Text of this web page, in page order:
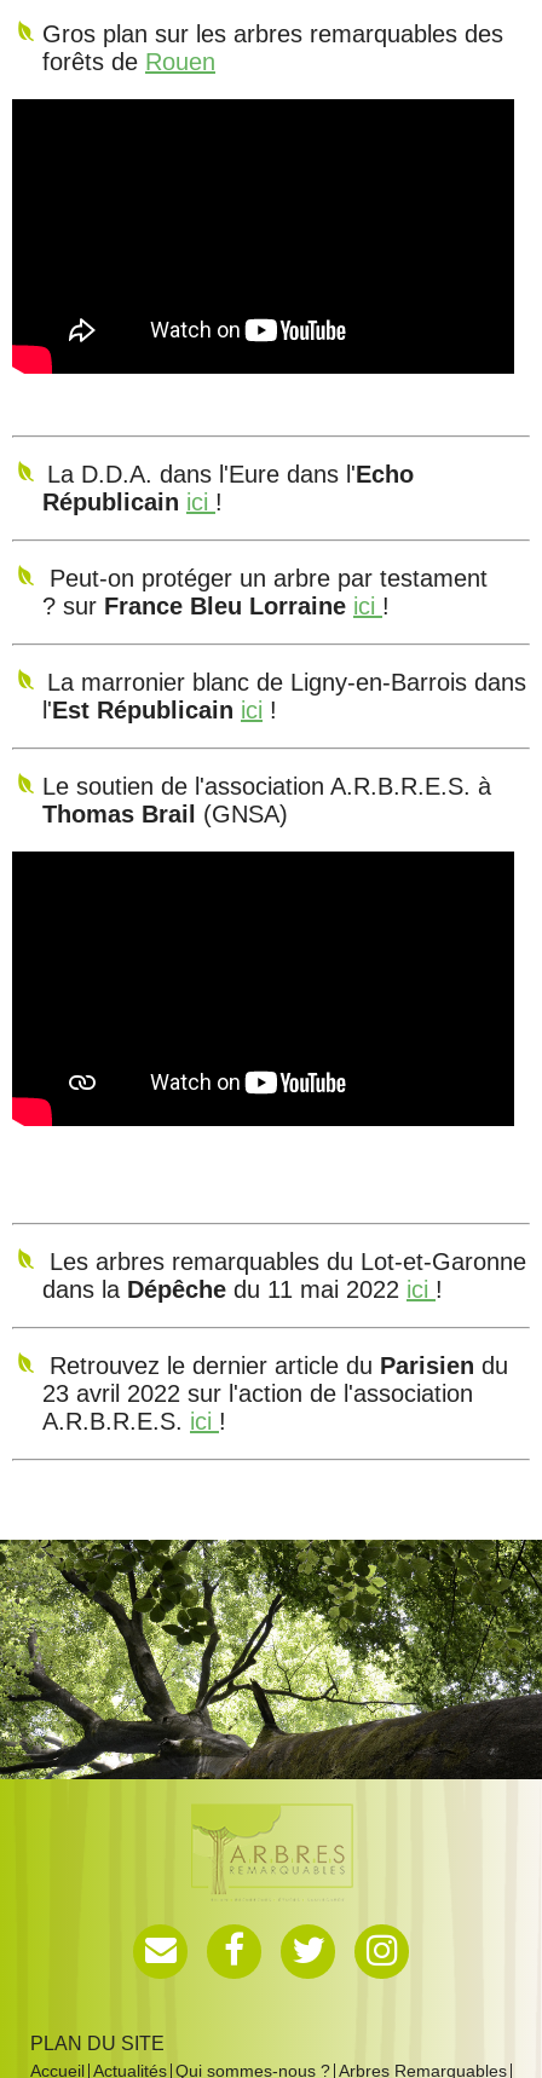
Gros plan sur les arbres remarquables des
forêts de Rouen
La D.D.A. dans l'Eure dans l'Echo
Républicain ici !
Peut-on protéger un arbre par testament
? sur France Bleu Lorraine ici !
La marronier blanc de Ligny-en-Barrois dans
l'Est Républicain ici !
Le soutien de l'association A.R.B.R.E.S. à
Thomas Brail
(GNSA)
Les arbres remarquables du Lot-et-Garonne
dans la Dépêche du 11 mai 2022 ici !
Retrouvez le dernier article du Parisien du
23 avril 2022 sur l'action de l'association
A.R.B.R.E.S. ici !
PLAN DU SITE
Accueil Actualités Qui sommes-nous ? Arbres Remarquables